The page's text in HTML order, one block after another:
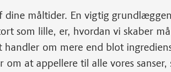
dine måltider. En vigtig
som lille, er, hvordan vi skaber
om mere end blot
at appellere til alle vores sanser,